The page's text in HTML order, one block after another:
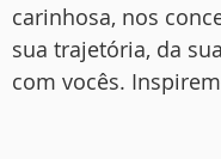
carinhosa, nos
sua trajetória, da
com vocês.